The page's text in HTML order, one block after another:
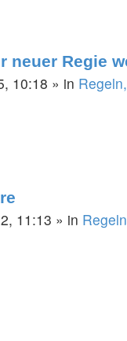
neuer Regie
10:18 » in
11:13 » in